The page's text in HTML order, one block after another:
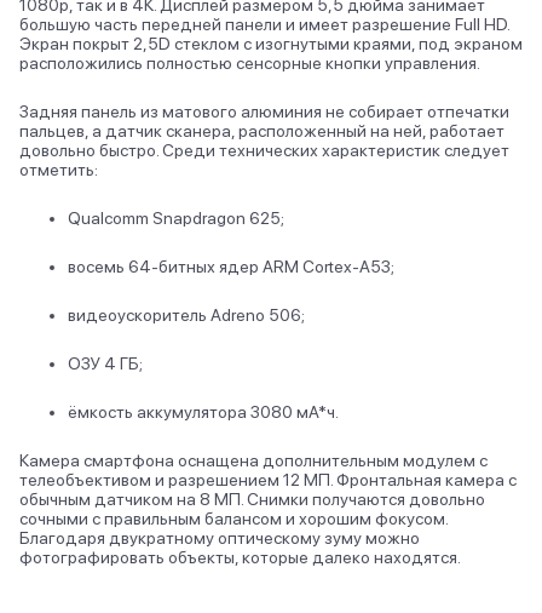
1080р, так и в 4К. Дисплей размером 5,5 дюйма занимает
большую часть передней панели и имеет разрешение Full HD.
Экран покрыт 2,5D стеклом с изогнутыми краями, под экраном
расположились полностью сенсорные кнопки управления.
Задняя панель из матового алюминия не собирает отпечатки
пальцев, а датчик сканера, расположенный на ней, работает
довольно быстро. Среди технических характеристик следует
отметить:
Qualcomm Snapdragon 625;
восемь 64-битных ядер ARM Cortex-A53;
видеоускоритель Adreno 506;
ОЗУ 4 ГБ;
ёмкость аккумулятора 3080 мA*ч.
Камера смартфона оснащена дополнительным модулем с
телеобъективом и разрешением 12 МП. Фронтальная камера с
обычным датчиком на 8 МП. Снимки получаются довольно
сочными с правильным балансом и хорошим фокусом.
Благодаря двукратному оптическому зуму можно
фотографировать объекты, которые далеко находятся.